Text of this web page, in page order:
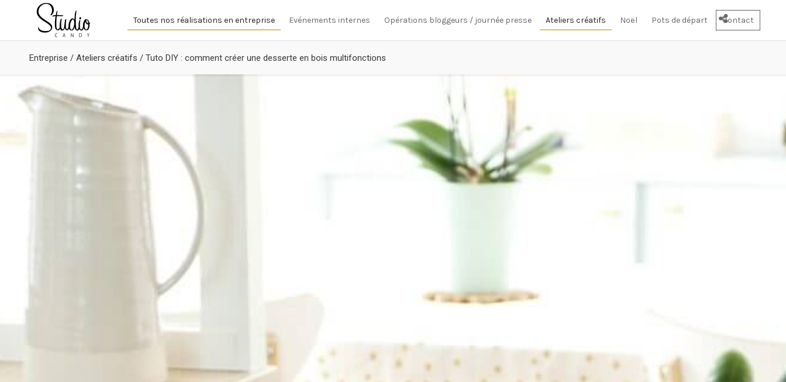
Toutes nos réalisations en entreprise Evénements internes Opérations bloggeurs / journée presse Ateliers créatifs Noël Pots de départ Contact
Entreprise / Ateliers créatifs / Tuto DIY : comment créer une desserte en bois multifonctions